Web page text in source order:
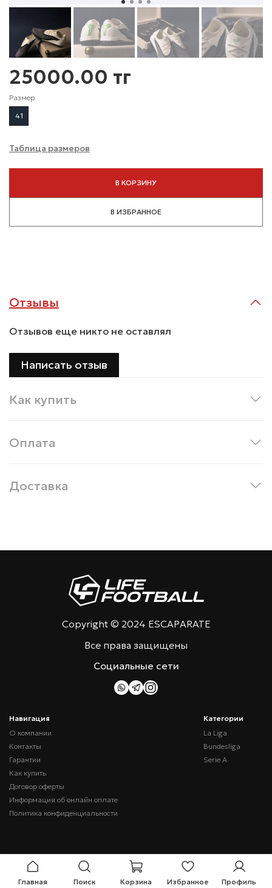
Размер
41
Таблица размеров
25000.00 тг
В КОРЗИНУ
В ИЗБРАННОЕ
Отзывы
Отзывов еще никто не оставлял
Написать отзыв
Как купить
Оплата
Доставка
Copyright © 2024 ESCAPARATE
Все права защищены
Навигация
О компании
Контакты
Гарантии
Как купить
Договор оферты
Информация об онлайн оплате
Политика конфиденциальности
Категории
La Liga
Bundesliga
Serie A
Социальные сети
Главная Поиск Корзина Избранное Профиль